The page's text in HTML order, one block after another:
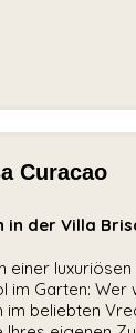
Curacao
in der Villa
einer
im Garten: Wer
im beliebten